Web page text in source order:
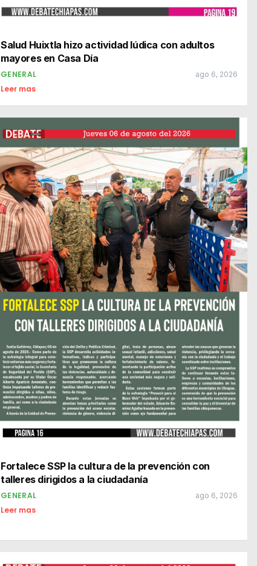
Salud Huixtla hizo actividad lúdica con adultos
mayores en Casa Día
GENERAL ago 6, 2026
Leer mas
Fortalece SSP la cultura de la prevención con
talleres dirigidos a la ciudadanía
GENERAL ago 6, 2026
Leer mas